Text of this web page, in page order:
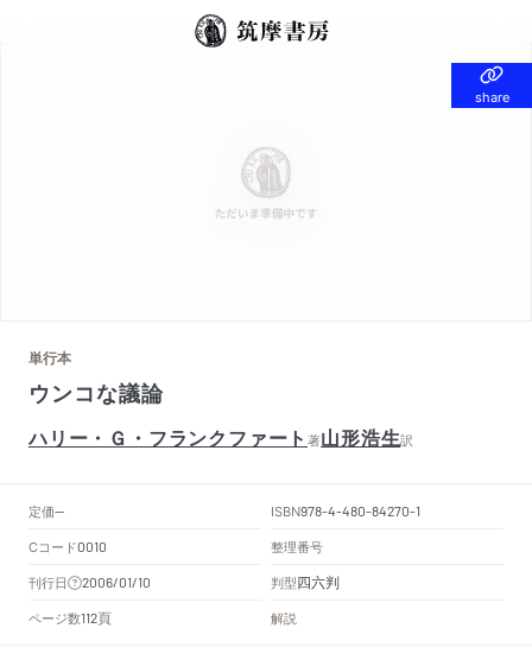
share
share
単行本
ウンコな議論
ハリー・Ｇ・フランクファート著山形浩生訳
定価-- ISBN978-4-480-84270-1
Cコード0010
整理番号
刊行日
2006/01/10 判型四六判
ページ数112頁 解説